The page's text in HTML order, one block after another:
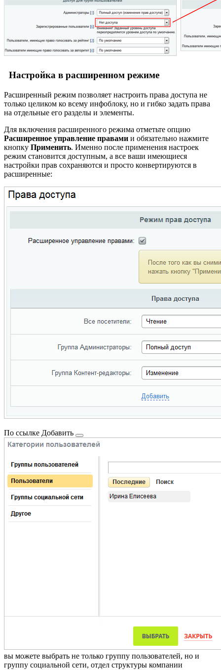
Настройка в расширенном режиме
Расширенный режим позволяет настроить права доступа не
только целиком ко всему инфоблоку, но и гибко задать права
на отдельные его разделы и элементы.
Для включения расширенного режима отметьте опцию
Расширенное управление правами и обязательно нажмите
кнопку Применить. Именно после применения настроек
режим становится доступным, а все ваши имеющиеся
настройки прав сохраняются и просто конвертируются в
расширенные:
По ссылке Добавить
вы можете выбрать не только группу пользователей, но и
группу социальной сети, отдел структуры компании